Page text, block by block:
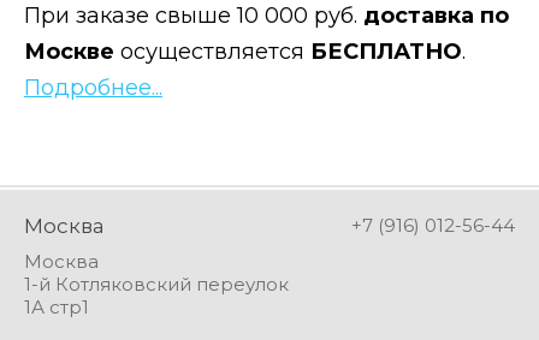
При заказе свыше 10 000 руб. доставка по
Москве осуществляется БЕСПЛАТНО.
Подробнее...
Москва
+7 (916) 012-56-44
Москва
1-й Котляковский переулок
1А стр1